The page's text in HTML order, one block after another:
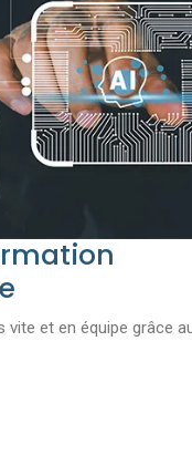
vite et en équipe grâce